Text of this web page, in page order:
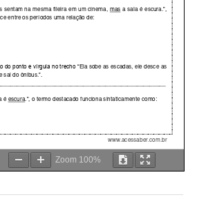
Zoom 100%